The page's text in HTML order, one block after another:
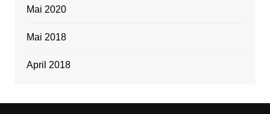
Mai 2020
Mai 2018
April 2018